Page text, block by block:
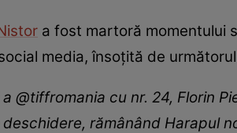
a fost martoră momentului
media, însoțită de
a @tiffromania cu nr. 24, Florin
rămânând Harapul